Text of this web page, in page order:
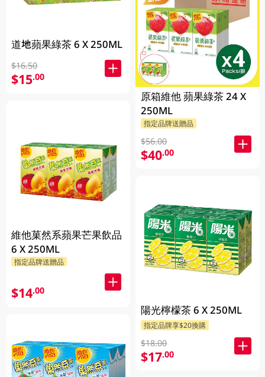
道地蘋果綠茶 6 X 250ML
$16.50
$15.00
維他菓然系蘋果芒果飲品
6 X 250ML
指定品牌送贈品
$14.00
原箱維他 蘋果綠茶 24 X
250ML
指定品牌送贈品
$56.00
$40.00
陽光檸檬茶 6 X 250ML
指定品牌享$20換購
$18.00
$17.00